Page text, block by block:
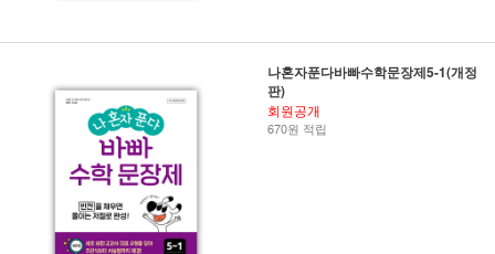
나혼자푼다바빠수학문장제5-1(개정
판)
회원공개
670원 적립